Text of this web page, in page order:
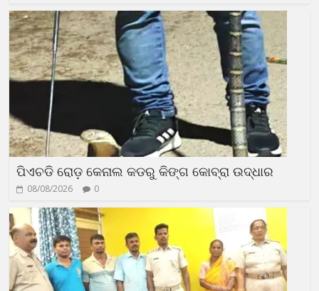
ପିଏଚଡି ରୋଡ଼ କେନାଲ କଡରୁ କିଙ୍ଗ କୋବ୍ରା ଉଦ୍ଧାର
08/08/2026 0